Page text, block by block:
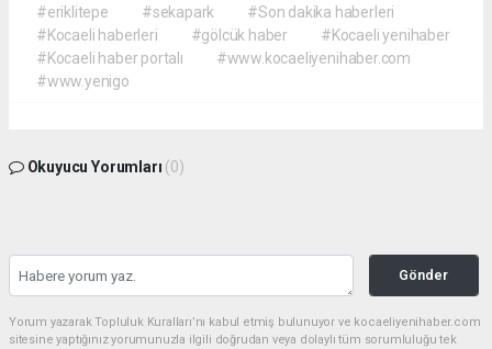
#eriklitepe
#sekapark
#Son dakika haberleri
#Kocaeli haberleri
#gölcük haber
#Kocaeli yenihaber
#Kocaeli haber portalı
#www.kocaeliyenihaber.com
#www.yenigo
Okuyucu Yorumları (0)
Gönder
Yorum yazarak Topluluk Kuralları’nı kabul etmiş bulunuyor ve kocaeliyenihaber.com
sitesine yaptığınız yorumunuzla ilgili doğrudan veya dolaylı tüm sorumluluğu tek